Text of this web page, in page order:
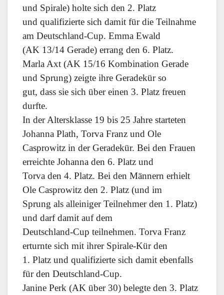
und Spirale) holte sich den 2. Platz
und qualifizierte sich damit für die Teilnahme
am Deutschland-Cup. Emma Ewald
(AK 13/14 Gerade) errang den 6. Platz.
Marla Axt (AK 15/16 Kombination Gerade
und Sprung) zeigte ihre Geradekür so
gut, dass sie sich über einen 3. Platz freuen
durfte.
In der Altersklasse 19 bis 25 Jahre starteten
Johanna Plath, Torva Franz und Ole
Casprowitz in der Geradekür. Bei den Frauen
erreichte Johanna den 6. Platz und
Torva den 4. Platz. Bei den Männern erhielt
Ole Casprowitz den 2. Platz (und im
Sprung als alleiniger Teilnehmer den 1. Platz)
und darf damit auf dem
Deutschland-Cup teilnehmen. Torva Franz
erturnte sich mit ihrer Spirale-Kür den
1. Platz und qualifizierte sich damit ebenfalls
für den Deutschland-Cup.
Janine Perk (AK über 30) belegte den 3. Platz